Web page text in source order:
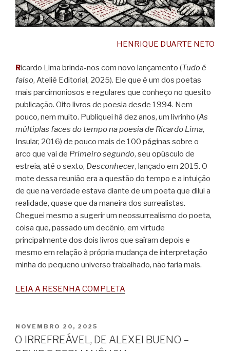
HENRIQUE DUARTE NETO
Ricardo Lima brinda-nos com novo lançamento (Tudo é
falso, Ateliê Editorial, 2025). Ele que é um dos poetas
mais parcimoniosos e regulares que conheço no quesito
publicação. Oito livros de poesia desde 1994. Nem
pouco, nem muito. Publiquei há dez anos, um livrinho (As
múltiplas faces do tempo na poesia de Ricardo Lima,
Insular, 2016) de pouco mais de 100 páginas sobre o
arco que vai de Primeiro segundo, seu opúsculo de
estreia, até o sexto, Desconhecer, lançado em 2015. O
mote dessa reunião era a questão do tempo e a intuição
de que na verdade estava diante de um poeta que dilui a
realidade, quase que da maneira dos surrealistas.
Cheguei mesmo a sugerir um neossurrealismo do poeta,
coisa que, passado um decênio, em virtude
principalmente dos dois livros que saíram depois e
mesmo em relação à própria mudança de interpretação
minha do pequeno universo trabalhado, não faria mais.
LEIA A RESENHA COMPLETA
PUBLICADO
EM
NOVEMBRO 20, 2025
O IRREFREÁVEL, DE ALEXEI BUENO –